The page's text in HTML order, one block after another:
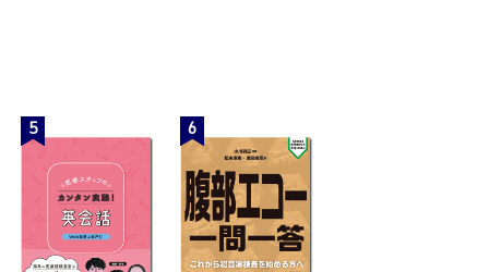
転換
5 6